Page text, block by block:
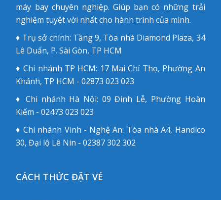
máy bay chuyên nghiệp. Giúp bạn có những trải
nghiệm tuyệt vời nhất cho hành trình của mình.
♦ Trụ sở chính: Tầng 9, Tòa nhà Diamond Plaza, 34
Lê Duẩn, P. Sài Gòn, TP HCM
♦ Chi nhánh TP HCM: 17 Mai Chí Thọ, Phường An
Khánh, TP HCM - 02873 023 023
♦ Chi nhánh Hà Nội: 09 Đinh Lễ, Phường Hoàn
Kiếm - 02473 023 023
♦ Chi nhánh Vinh - Nghệ An: Tòa nhà A4, Handico
30, Đại lộ Lê Nin - 02387 302 302
CÁCH THỨC ĐẶT VÉ